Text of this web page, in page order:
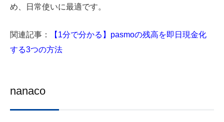
め、日常使いに最適です。
関連記事：
【1分で分かる】pasmoの残高を即日現金化
する3つの方法
nanaco